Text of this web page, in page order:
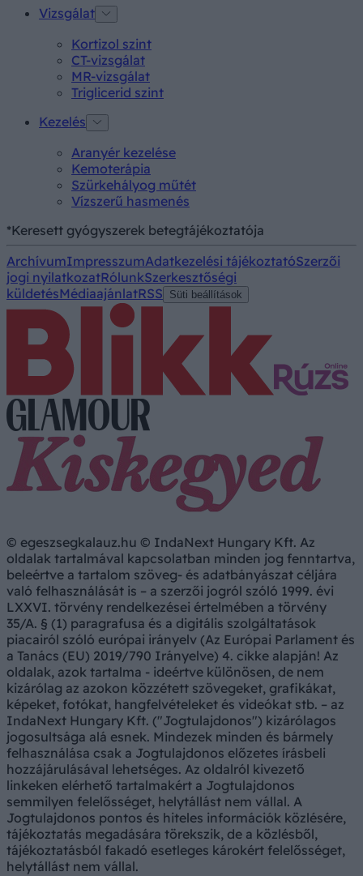
Vizsgálat
Kortizol szint
CT-vizsgálat
MR-vizsgálat
Triglicerid szint
Kezelés
Aranyér kezelése
Kemoterápia
Szürkehályog műtét
Vízszerű hasmenés
*Keresett gyógyszerek betegtájékoztatója
ArchívumImpresszumAdatkezelési tájékoztatóSzerzői
jogi nyilatkozatRólunkSzerkesztőségi
küldetésMédiaajánlatRSS Süti beállítások
© egeszsegkalauz.hu © IndaNext Hungary Kft. Az
oldalak tartalmával kapcsolatban minden jog fenntartva,
beleértve a tartalom szöveg- és adatbányászat céljára
való felhasználását is – a szerzői jogról szóló 1999. évi
LXXVI. törvény rendelkezései értelmében a törvény
35/A. § (1) paragrafusa és a digitális szolgáltatások
piacairól szóló európai irányelv (Az Európai Parlament és
a Tanács (EU) 2019/790 Irányelve) 4. cikke alapján! Az
oldalak, azok tartalma - ideértve különösen, de nem
kizárólag az azokon közzétett szövegeket, grafikákat,
képeket, fotókat, hangfelvételeket és videókat stb. – az
IndaNext Hungary Kft. ("Jogtulajdonos") kizárólagos
jogosultsága alá esnek. Mindezek minden és bármely
felhasználása csak a Jogtulajdonos előzetes írásbeli
hozzájárulásával lehetséges. Az oldalról kivezető
linkeken elérhető tartalmakért a Jogtulajdonos
semmilyen felelősséget, helytállást nem vállal. A
Jogtulajdonos pontos és hiteles információk közlésére,
tájékoztatás megadására törekszik, de a közlésből,
tájékoztatásból fakadó esetleges károkért felelősséget,
helytállást nem vállal.